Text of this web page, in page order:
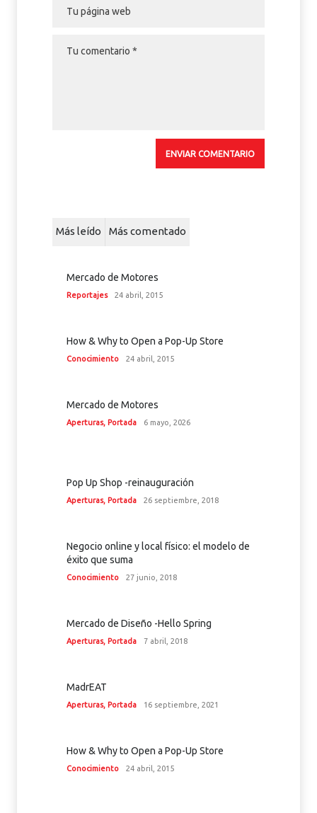
Más leído Más comentado
Mercado de Motores
Reportajes 24 abril, 2015
How & Why to Open a Pop-Up Store
Conocimiento 24 abril, 2015
Mercado de Motores
Aperturas, Portada 6 mayo, 2026
Pop Up Shop -reinauguración
Aperturas, Portada 26 septiembre, 2018
Negocio online y local físico: el modelo de
éxito que suma
Conocimiento 27 junio, 2018
Mercado de Diseño -Hello Spring
Aperturas, Portada 7 abril, 2018
MadrEAT
Aperturas, Portada 16 septiembre, 2021
How & Why to Open a Pop-Up Store
Conocimiento 24 abril, 2015